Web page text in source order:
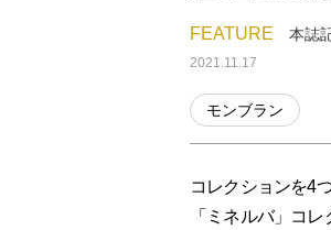
FEATURE 本誌
2021.11.17
モンブラン
コレクションを4
「ミネルバ」コ